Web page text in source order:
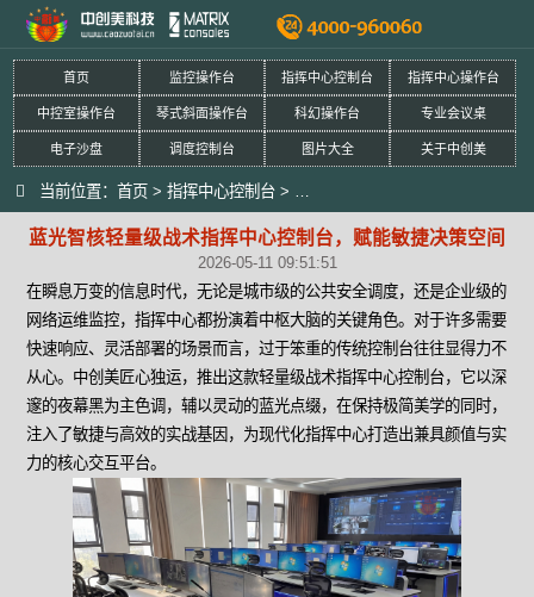
首页 监控操作台 指挥中心控制台 指挥中心操作台
中控室操作台 琴式斜面操作台 科幻操作台 专业会议桌
电子沙盘 调度控制台 图片大全 关于中创美
当前位置：首页 > 指挥中心控制台 > 蓝光智核轻量级战术指挥中心控制
蓝光智核轻量级战术指挥中心控制台，赋能敏捷决策空间
2026-05-11 09:51:51
在瞬息万变的信息时代，无论是城市级的公共安全调度，还是企业级的
网络运维监控，指挥中心都扮演着中枢大脑的关键角色。对于许多需要
快速响应、灵活部署的场景而言，过于笨重的传统控制台往往显得力不
从心。中创美匠心独运，推出这款轻量级战术指挥中心控制台，它以深
邃的夜幕黑为主色调，辅以灵动的蓝光点缀，在保持极简美学的同时，
注入了敏捷与高效的实战基因，为现代化指挥中心打造出兼具颜值与实
力的核心交互平台。